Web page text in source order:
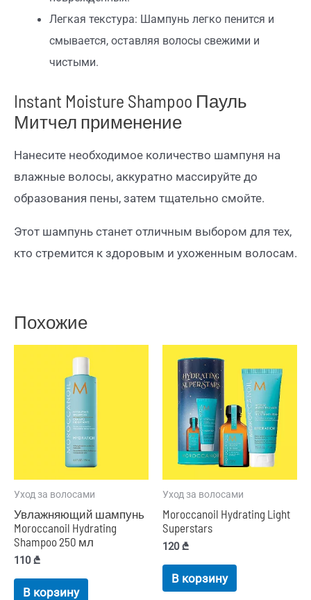
Легкая текстура: Шампунь легко пенится и
смывается, оставляя волосы свежими и
чистыми.
Instant Moisture Shampoo Пауль
Митчел применение
Нанесите необходимое количество шампуня на
влажные волосы, аккуратно массируйте до
образования пены, затем тщательно смойте.
Этот шампунь станет отличным выбором для тех,
кто стремится к здоровым и ухоженным волосам.
Похожие
Уход за волосами
Увлажняющий шампунь
Moroccanoil Hydrating
Shampoo 250 мл
110₾
В корзину
Уход за волосами
Moroccanoil Hydrating Light
Superstars
120₾
В корзину